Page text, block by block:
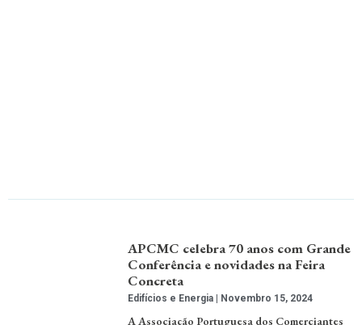
APCMC celebra 70 anos com Grande
Conferência e novidades na Feira
Concreta
Edifícios e Energia Novembro 15, 2024
A Associação Portuguesa dos Comerciantes